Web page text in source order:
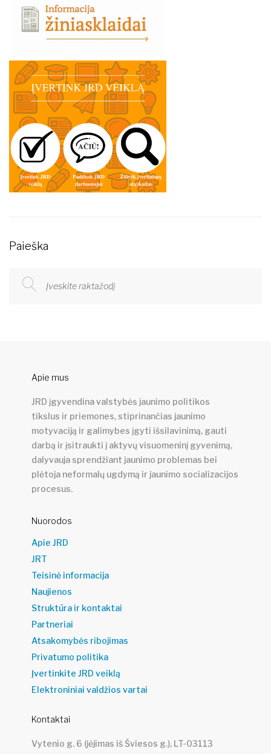
Paieška
Apie mus
JRD įgyvendina valstybės jaunimo politikos
tikslus ir priemones, stiprinančias jaunimo
motyvaciją ir galimybes įgyti išsilavinimą, gauti
darbą ir įsitraukti į aktyvų visuomeninį gyvenimą,
dalyvauja sprendžiant jaunimo problemas bei
plėtoja neformalų ugdymą ir jaunimo socializacijos
procesus.
Nuorodos
Apie JRD
JRT
Teisinė informacija
Naujienos
Struktūra ir kontaktai
Partneriai
Atsakomybės ribojimas
Privatumo politika
Įvertinkite JRD veiklą
Elektroniniai valdžios vartai
Kontaktai
Vytenio g. 6 (įėjimas iš Šviesos g.), LT-03113